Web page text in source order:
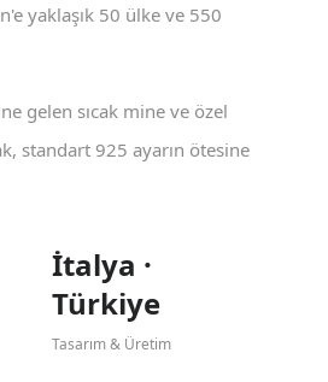
yaklaşık 50 ülke ve 550
gelen sıcak mine ve özel
standart 925 ayarın ötesine
İtalya ·
Türkiye
Tasarım & Üretim